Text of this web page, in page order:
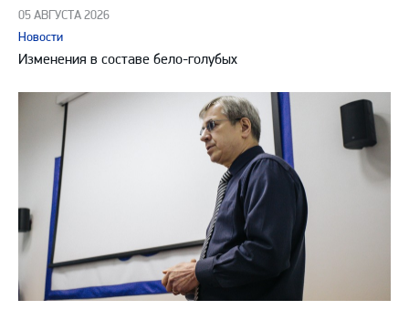
05 АВГУСТА 2026
Новости
Изменения в составе бело-голубых